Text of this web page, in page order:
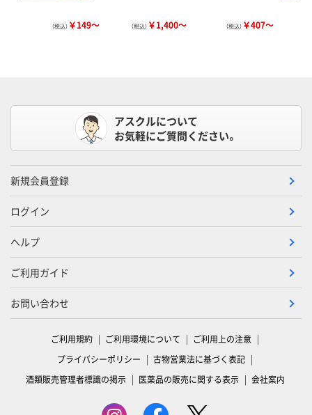
（税込） ￥149～ （税込） ￥1,400～ （税込） ￥407～
アスクルについて
お気軽にご質問ください。
新規会員登録
ログイン
ヘルプ
ご利用ガイド
お問い合わせ
ご利用規約 ご利用環境について
ご利用上の注意
プライバシーポリシー
古物営業法に基づく表記
酒類販売管理者標識の掲示
医薬品の販売に関する表示 会社案内